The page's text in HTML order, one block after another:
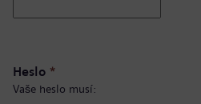
Heslo *
Vaše heslo musí: